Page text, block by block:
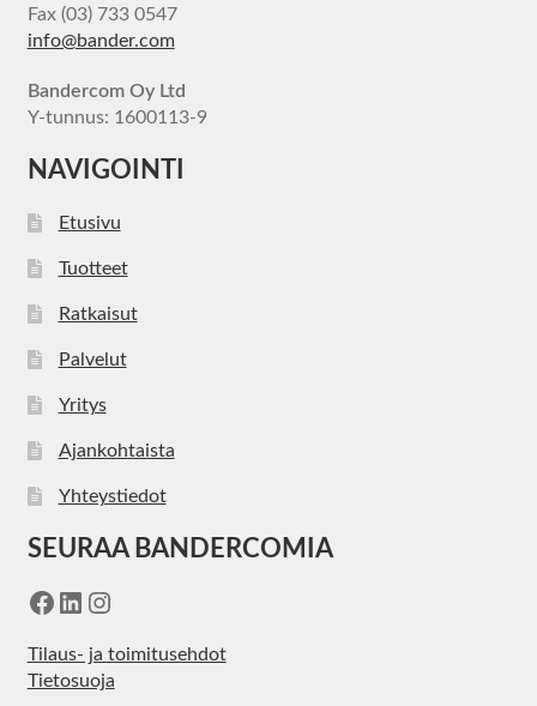
Fax (03) 733 0547
info@bander.com
Bandercom Oy Ltd
Y-tunnus: 1600113-9
NAVIGOINTI
Etusivu
Tuotteet
Ratkaisut
Palvelut
Yritys
Ajankohtaista
Yhteystiedot
SEURAA BANDERCOMIA
Facebook
LinkedIn
Instagram
Tilaus- ja toimitusehdot
Tietosuoja